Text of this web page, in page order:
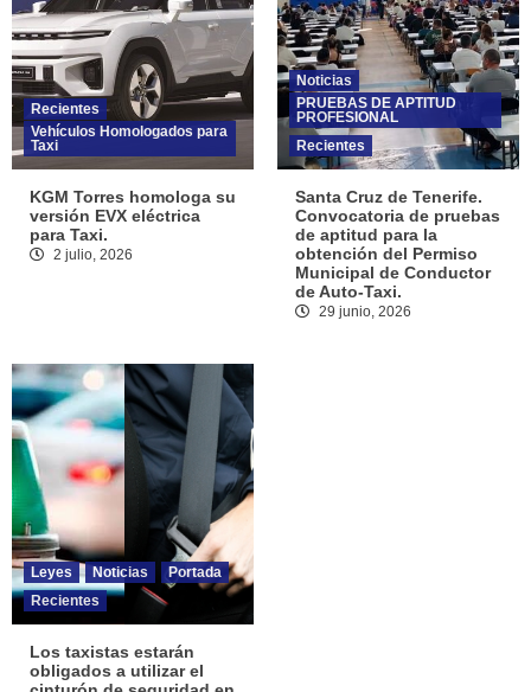
Recientes
Vehículos Homologados para
Taxi
KGM Torres homologa su
versión EVX eléctrica
para Taxi.
2 julio, 2026
Noticias
PRUEBAS DE APTITUD
PROFESIONAL
Recientes
Santa Cruz de Tenerife.
Convocatoria de pruebas
de aptitud para la
obtención del Permiso
Municipal de Conductor
de Auto-Taxi.
29 junio, 2026
Leyes Noticias
Portada
Recientes
Los taxistas estarán
obligados a utilizar el